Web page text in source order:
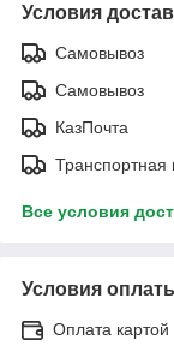
Условия
Самовывоз
Самовывоз
КазПочта
Транспортная
Все условия
Условия
Оплата картой